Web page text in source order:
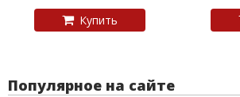
Купить
Популярное на сайте